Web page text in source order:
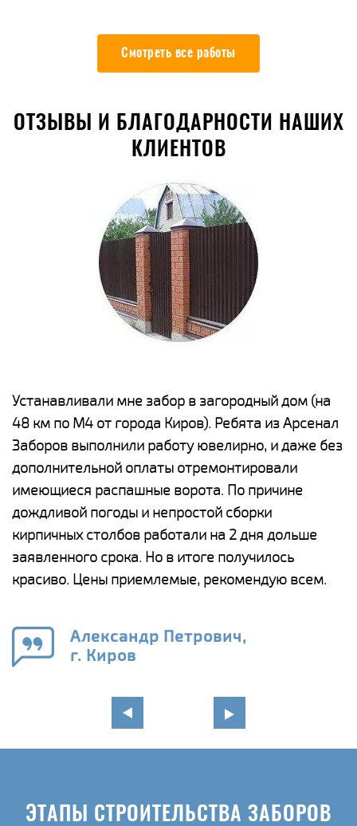
Смотреть все работы
ОТЗЫВЫ И БЛАГОДАРНОСТИ НАШИХ
КЛИЕНТОВ
Устанавливали мне забор в загородный дом (на
48 км по М4 от города Киров). Ребята из Арсенал
Заборов выполнили работу ювелирно, и даже без
дополнительной оплаты отремонтировали
имеющиеся распашные ворота. По причине
дождливой погоды и непростой сборки
кирпичных столбов работали на 2 дня дольше
заявленного срока. Но в итоге получилось
красиво. Цены приемлемые, рекомендую всем.
Александр Петрович,
г. Киров
ЭТАПЫ СТРОИТЕЛЬСТВА ЗАБОРОВ